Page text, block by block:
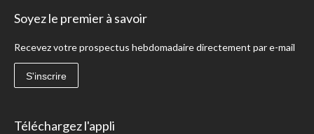
Soyez le premier à savoir
Recevez votre prospectus hebdomadaire directement par e-mail
S'inscrire
Téléchargez l'appli